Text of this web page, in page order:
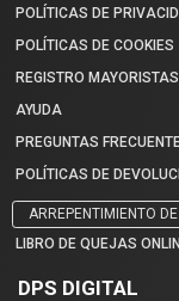
POLÍTICAS DE
POLÍTICAS DE COOKIES
REGISTRO MAYORISTAS
AYUDA
PREGUNTAS
POLÍTICAS DE
ARREPENTIMIENTO
LIBRO DE QUEJAS
DPS DIGITAL